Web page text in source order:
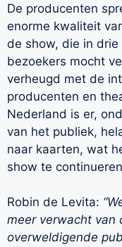
De producenten
enorme kwaliteit
de show, die in
bezoekers mocht
verheugd met de
producenten en
Nederland is er,
van het publiek,
naar kaarten, wat
show te
Robin de Levita:
meer verwacht van
overweldigende